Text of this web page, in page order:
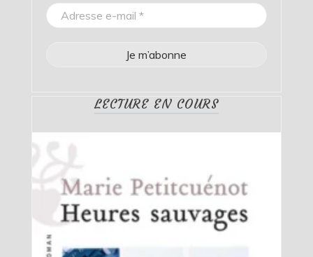
LECTURE EN COURS